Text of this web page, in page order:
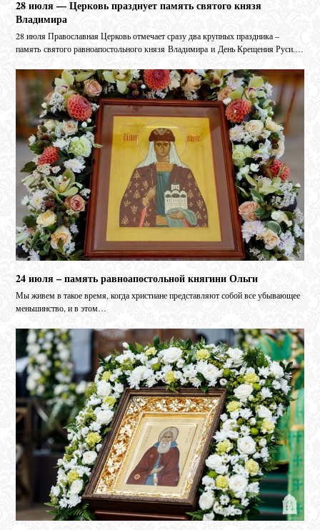
28 июля — Церковь празднует память святого князя
Владимира
28 июля Православная Церковь отмечает сразу два крупных праздника –
память святого равноапостольного князя Владимира и День Крещения Руси.…
24 июля – память равноапостольной княгини Ольги
Мы живем в такое время, когда христиане представляют собой все убывающее
меньшинство, и в этом…